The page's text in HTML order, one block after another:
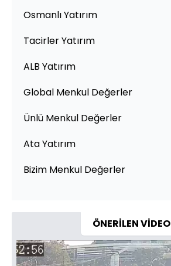
Osmanlı Yatırım
Tacirler Yatırım
ALB Yatırım
Global Menkul Değerler
Ünlü Menkul Değerler
Ata Yatırım
Bizim Menkul Değerler
ÖNERİLEN VİDEO